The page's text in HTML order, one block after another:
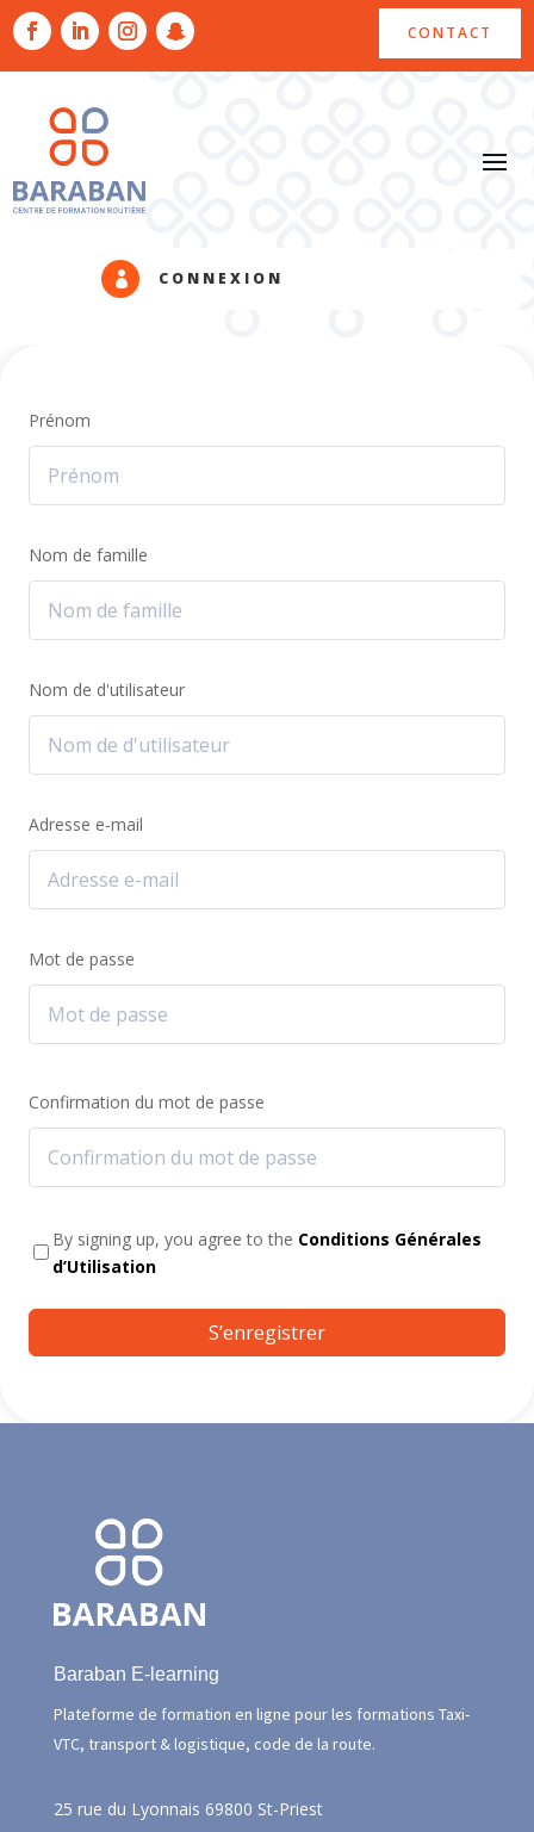
CONTACT
 CONNEXION
Prénom
Nom de famille
Nom de d'utilisateur
Adresse e-mail
Mot de passe
Confirmation du mot de passe
By signing up, you agree to the Conditions Générales
d’Utilisation
S’enregistrer
Baraban E-learning
Plateforme de formation en ligne pour les formations Taxi-
VTC, transport & logistique, code de la route.
25 rue du Lyonnais 69800 St-Priest